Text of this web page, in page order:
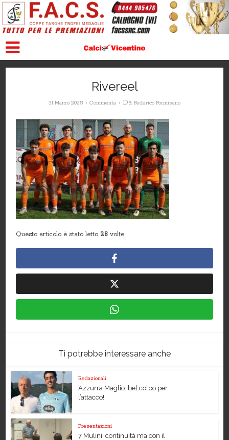
Rivereel
31 Marzo 2025 Commenta Da Federico Formisano
Questo articolo è stato letto 28 volte.
Ti potrebbe interessare anche
Redazionali
Azzurra Maglio: bel colpo per
l’attacco!
Presentazioni
7 Mulini, continuità ma con il